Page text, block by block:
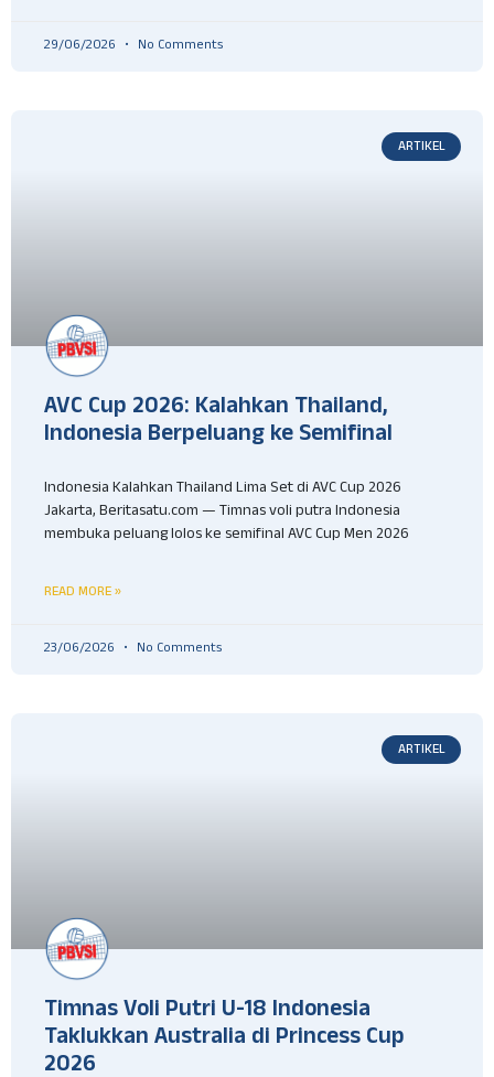
29/06/2026 No Comments
ARTIKEL
AVC Cup 2026: Kalahkan Thailand,
Indonesia Berpeluang ke Semifinal
Indonesia Kalahkan Thailand Lima Set di AVC Cup 2026
Jakarta, Beritasatu.com — Timnas voli putra Indonesia
membuka peluang lolos ke semifinal AVC Cup Men 2026
READ MORE »
23/06/2026 No Comments
ARTIKEL
Timnas Voli Putri U-18 Indonesia
Taklukkan Australia di Princess Cup
2026